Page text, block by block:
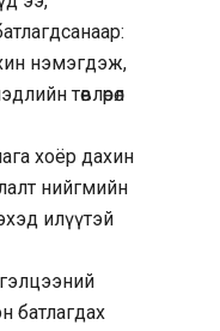
нэмэгдэж,
төвлөрөл
хоёр дахин
нийгмийн
илүүтэй
батлагдах